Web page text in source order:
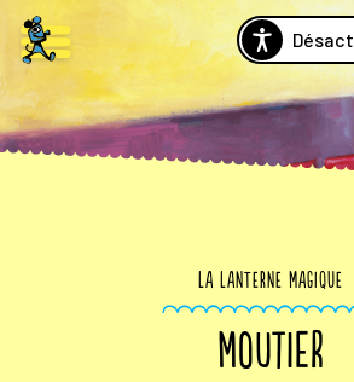
La Lanterne Magique
MOUTIER